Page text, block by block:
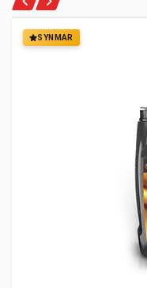
SYNMAR